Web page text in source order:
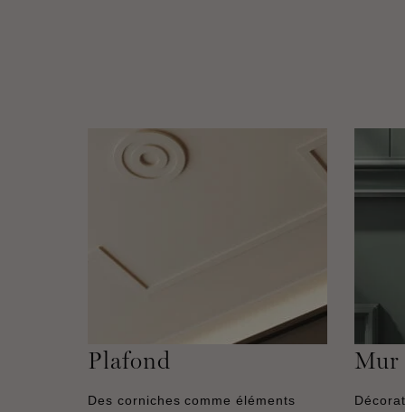
Plafond
Des corniches comme éléments
Mur